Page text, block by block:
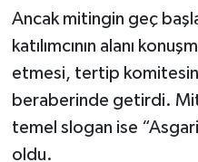
Ancak mitingin geç
katılımcının alanı
etmesi, tertip
beraberinde getirdi.
temel slogan ise
oldu.